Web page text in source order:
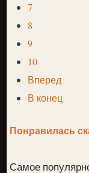
7
8
9
10
Вперед
В конец
Понравилась
Самое